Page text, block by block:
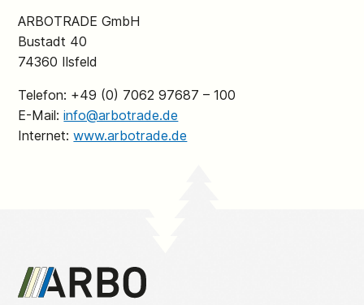
ARBOTRADE GmbH
Bustadt 40
74360 Ilsfeld
Telefon: +49 (0) 7062 97687 – 100
E-Mail:info@arbotrade.de
Internet:www.arbotrade.de